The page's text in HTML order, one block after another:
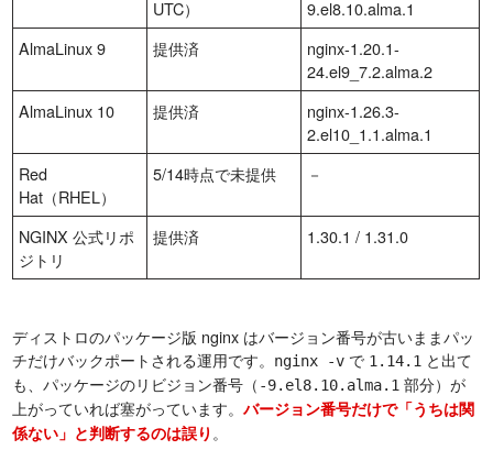
UTC）
9.el8.10.alma.1
AlmaLinux 9
提供済
nginx-1.20.1-
24.el9_7.2.alma.2
AlmaLinux 10
提供済
nginx-1.26.3-
2.el10_1.1.alma.1
Red
Hat（RHEL）
5/14時点で未提供 －
NGINX 公式リポ
ジトリ
提供済 1.30.1 / 1.31.0
ディストロのパッケージ版 nginx はバージョン番号が古いままパッ
チだけバックポートされる運用です。
nginx -v で 1.14.1 と出て
も、パッケージのリビジョン番号（ -9.el8.10.alma.1 部分）が
上がっていれば塞がっています。バージョン番号だけで「うちは関
係ない」と判断するのは誤り 。